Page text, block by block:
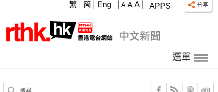
APPS
A A A
繁 简 Eng
選單
S